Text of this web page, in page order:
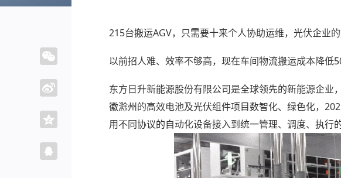
215台搬运AGV，只需要十来个人协助运维，光伏企业
以前招人难、效率不够高，现在车间物流搬运成本降
东方日升新能源股份有限公司是全球领先的新能源企业
徽滁州的高效电池及光伏组件项目数智化、绿色化，
用不同协议的自动化设备接入到统一管理、调度、执行